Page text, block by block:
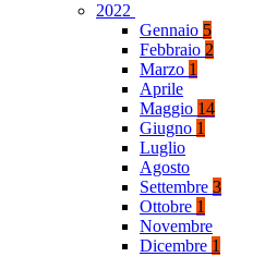
2022
Gennaio 5
Febbraio 2
Marzo 1
Aprile
Maggio 14
Giugno 1
Luglio
Agosto
Settembre 3
Ottobre 1
Novembre
Dicembre 1